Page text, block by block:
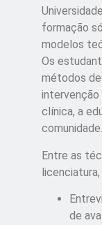
formação
modelos
Os
métodos
clínica, a
comunidade.
Entre as
de